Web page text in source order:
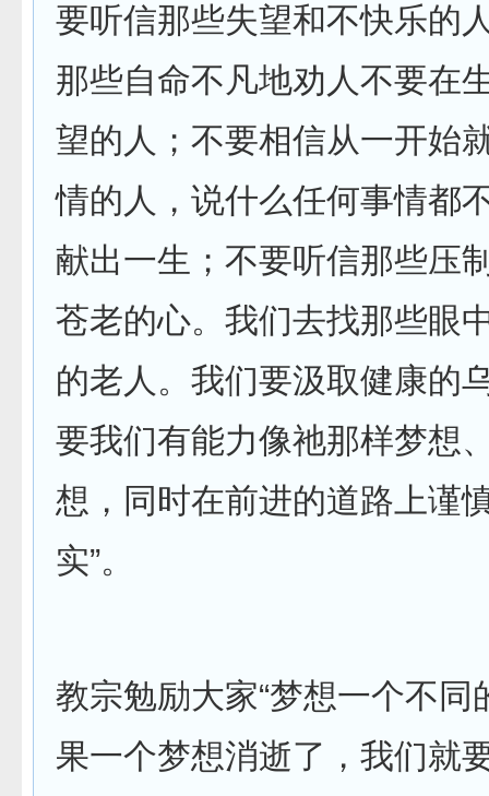
要听信那些失望和不快乐的
那些自命不凡地劝人不要在
望的人；不要相信从一开始
情的人，说什么任何事情都
献出一生；不要听信那些压
苍老的心。我们去找那些眼
的老人。我们要汲取健康的
要我们有能力像祂那样梦想
想，同时在前进的道路上谨
实”。
教宗勉励大家“梦想一个不同
果一个梦想消逝了，我们就